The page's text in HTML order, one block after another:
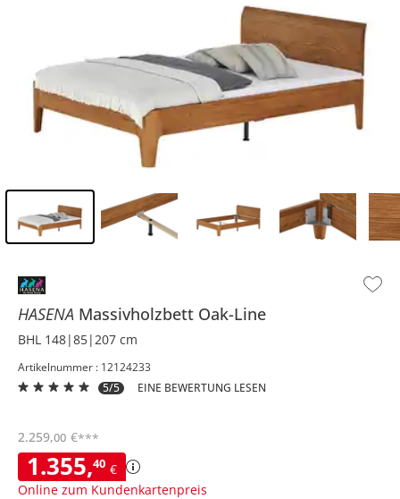
HASENA Massivholzbett Oak-Line
BHL 148|85|207 cm
Artikelnummer : 12124233
5/5
EINE BEWERTUNG LESEN
1.355,40 €
Online zum Kundenkartenpreis
2.259,00 €***